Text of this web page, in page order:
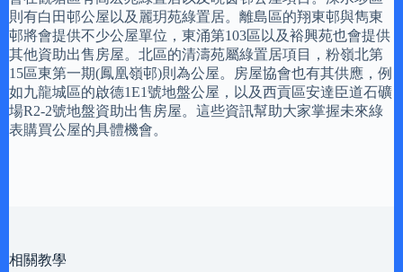
則有白田邨公屋以及麗玥苑綠置居。離島區的翔東邨與雋東
邨將會提供不少公屋單位，東涌第103區以及裕興苑也會提供
其他資助出售房屋。北區的清濤苑屬綠置居項目，粉嶺北第
15區東第一期(鳳凰嶺邨)則為公屋。房屋協會也有其供應，例
如九龍城區的啟德1E1號地盤公屋，以及西貢區安達臣道石礦
場R2-2號地盤資助出售房屋。這些資訊幫助大家掌握未來綠
表購買公屋的具體機會。
相關教學